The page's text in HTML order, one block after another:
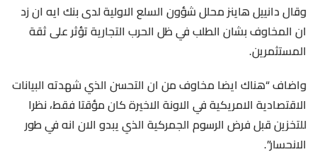
وقال دانييل هاينز محلل شؤون السلع الاولية لدى بنك ايه ان زد
ان المخاوف بشان الطلب في ظل الحرب التجارية تؤثر على ثقة
المستثمرين.
واضاف “هناك ايضا مخاوف من ان التحسن الذي شهدته البيانات
الاقتصادية الامريكية في الاونة الاخيرة كان مؤقتا فقط، نظرا
للتخزين قبل فرض الرسوم الجمركية الذي يبدو الان انه في طور
الانحسار”.